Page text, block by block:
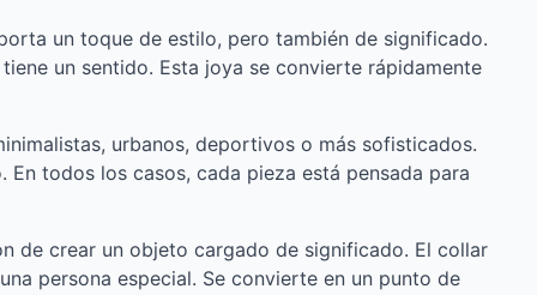
un toque de estilo, pero también de significado.
un sentido. Esta joya se convierte rápidamente
urbanos, deportivos o más sofisticados.
todos los casos, cada pieza está pensada para
de crear un objeto cargado de significado. El collar
persona especial. Se convierte en un punto de